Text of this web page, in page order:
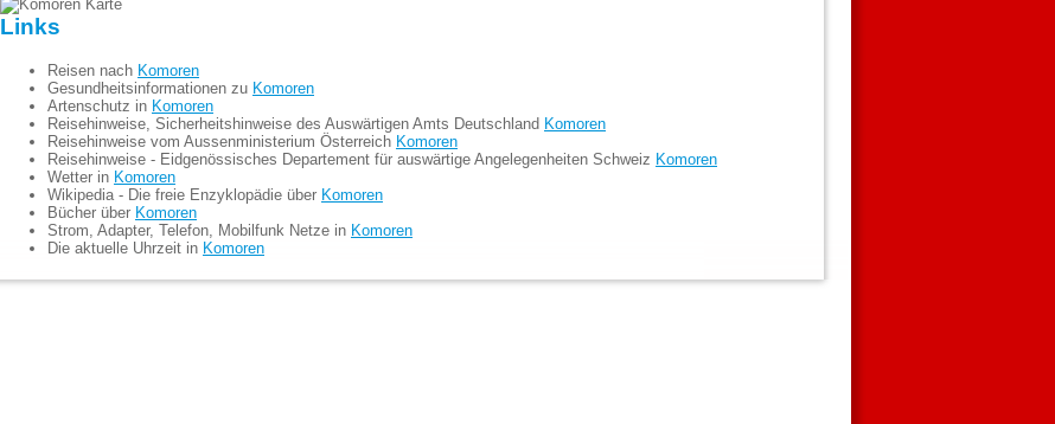
Links
Reisen nach Komoren
Gesundheitsinformationen zu Komoren
Artenschutz in Komoren
Reisehinweise, Sicherheitshinweise des Auswärtigen Amts Deutschland Komoren
Reisehinweise vom Aussenministerium Österreich Komoren
Reisehinweise - Eidgenössisches Departement für auswärtige Angelegenheiten Schweiz Komoren
Wetter in Komoren
Wikipedia - Die freie Enzyklopädie über Komoren
Bücher über Komoren
Strom, Adapter, Telefon, Mobilfunk Netze in Komoren
Die aktuelle Uhrzeit in Komoren